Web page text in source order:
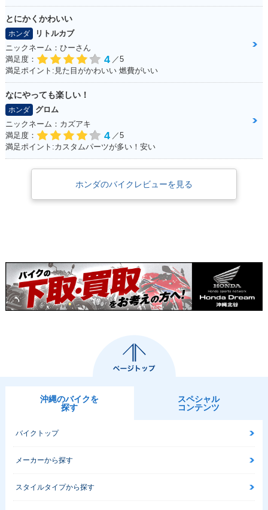
とにかくかわいい
ホンダ
リトルカブ
ニックネーム：ひーさん
満足度：
4 ／5
満足ポイント:見た目がかわいい 燃費がいい
なにやっても楽しい！
ホンダ
グロム
ニックネーム：カズアキ
満足度：
4 ／5
満足ポイント:カスタムパーツが多い！安い
ホンダのバイクレビューを見る
沖縄のバイクを
探す
スペシャル
コンテンツ
バイクトップ
メーカーから探す
スタイルタイプから探す